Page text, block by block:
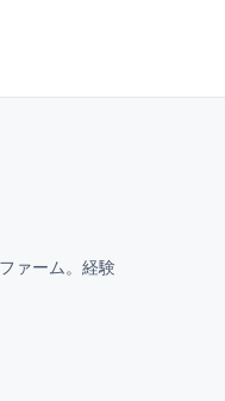
ァーム。経験